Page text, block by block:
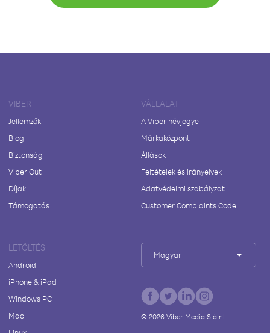
VIBER
Jellemzők
Blog
Biztonság
Viber Out
Díjak
Támogatás
VÁLLALAT
A Viber névjegye
Márkaközpont
Állások
Feltételek és irányelvek
Adatvédelmi szabályzat
Customer Complaints Code
LETÖLTÉS
Android
iPhone & iPad
Windows PC
Mac
Magyar
© 2026Viber Media S.à r.l.